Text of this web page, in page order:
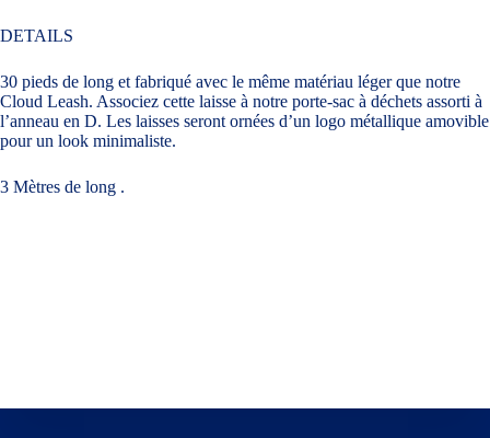
DETAILS
30 pieds de long et fabriqué avec le même matériau léger que notre
Cloud Leash. Associez cette laisse à notre porte-sac à déchets assorti à
l’anneau en D. Les laisses seront ornées d’un logo métallique amovible
pour un look minimaliste.
3 Mètres de long .